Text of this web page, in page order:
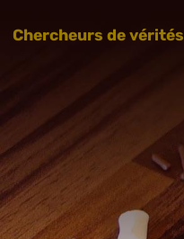
Chercheurs de vérités